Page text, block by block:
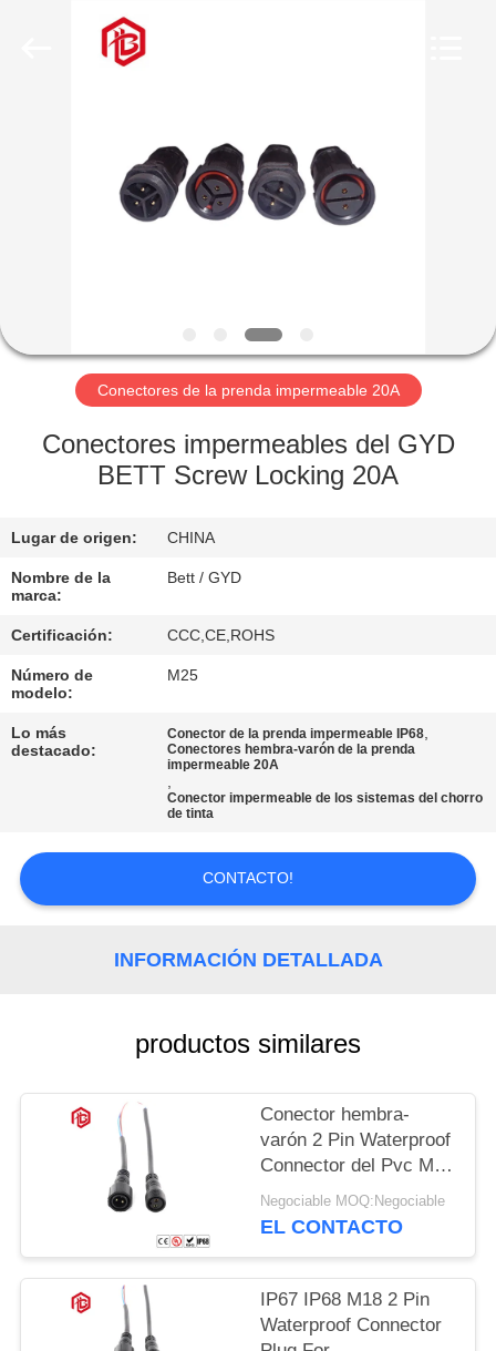
PRODUCTOS
VIAJE
FÁBRICA
CONTROL
DE
MAPA
DEL
SITIO
POLICY
Conectores de la prenda impermeable 20A
Conectores impermeables del GYD
BETT Screw Locking 20A
Lugar de origen: CHINA
Nombre de la
marca:
Bett / GYD
Certificación: CCC,CE,ROHS
Número de
modelo:
M25
Lo más
destacado:
Conector de la prenda impermeable IP68,
Conectores hembra-varón de la prenda
impermeable 20A
,
Conector impermeable de los sistemas del chorro
de tinta
CONTACTO!
INFORMACIÓN DETALLADA
productos similares
Conector hembra-
varón 2 Pin Waterproof
Connector del Pvc M18
IP67
Negociable MOQ:Negociable
EL CONTACTO
IP67 IP68 M18 2 Pin
Waterproof Connector